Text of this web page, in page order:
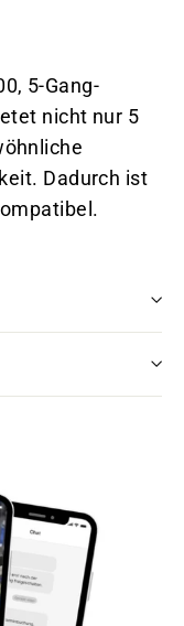
5-Gang-
nicht nur 5
Dadurch ist